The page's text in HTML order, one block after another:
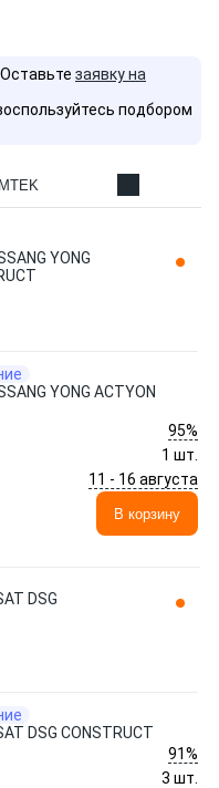
заявку на
подбором
YONG
YONG ACTYON
95%
1 шт.
11 - 16 августа
В корзину
DSG
DSG CONSTRUCT
91%
3 шт.